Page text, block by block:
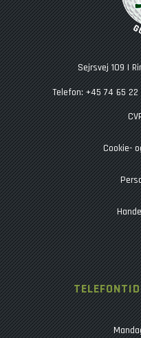
Sejrsvej 109 |
Telefon: +45 74 65
Cookie-